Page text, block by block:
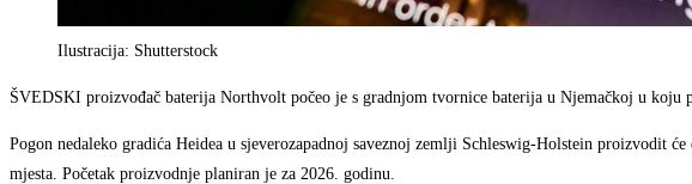
Ilustracija: Shutterstock
ŠVEDSKI proizvođač baterija Northvolt počeo je s gradnjom tvornice baterija u Njemačkoj u
Pogon nedaleko gradića Heidea u sjeverozapadnoj saveznoj zemlji Schleswig-Holstein
mjesta. Početak proizvodnje planiran je za 2026. godinu.